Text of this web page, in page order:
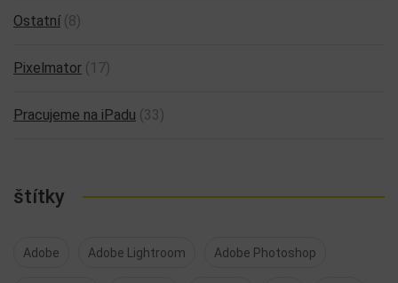
Ostatní (8)
Pixelmator (17)
Pracujeme na iPadu (33)
štítky
Adobe Adobe Lightroom Adobe Photoshop